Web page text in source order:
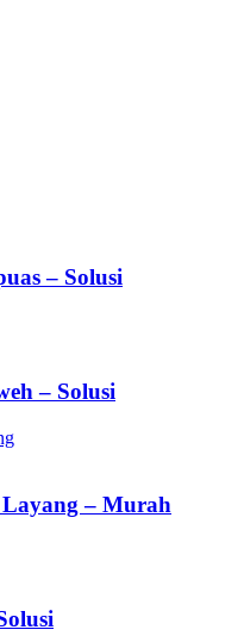
– Solusi
– Solusi
– Murah